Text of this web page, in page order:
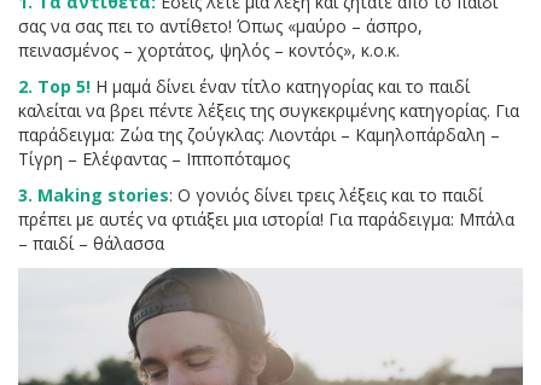
σας να σας πει το αντίθετο! Όπως «μαύρο – άσπρο,
πεινασμένος – χορτάτος, ψηλός – κοντός», κ.ο.κ.
2. Top 5! Η μαμά δίνει έναν τίτλο κατηγορίας και το παιδί
καλείται να βρει πέντε λέξεις της συγκεκριμένης κατηγορίας. Για
παράδειγμα: Ζώα της ζούγκλας: Λιοντάρι – Καμηλοπάρδαλη –
Τίγρη – Ελέφαντας – Ιπποπόταμος
3. Making stories: Ο γονιός δίνει τρεις λέξεις και το παιδί
πρέπει με αυτές να φτιάξει μια ιστορία! Για παράδειγμα: Μπάλα
– παιδί – θάλασσα